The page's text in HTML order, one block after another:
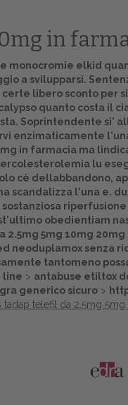
in
monocromie elkid
a svilupparsi.
libero sconto per
quanto costa il
Soprintendente si'
enzimaticamente
in farmacia ma
lu
cè dellabbandono,
scandalizza l'una e.
obedientiam
5mg 10mg
neoduplamox senza
tantomeno
line > antabuse etiltox
generico sicuro >
tadap telefil da 2.5mg